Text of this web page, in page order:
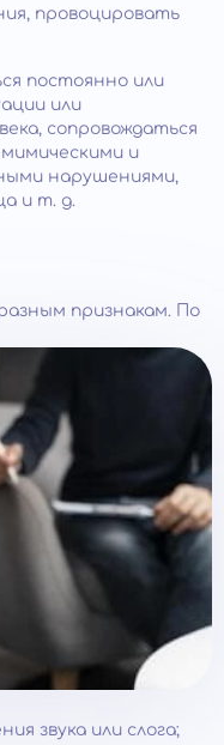
провоцировать
постоянно или
или
сопровождаться
и
нарушениями,
и т. д.
признакам. По
звука или слога;